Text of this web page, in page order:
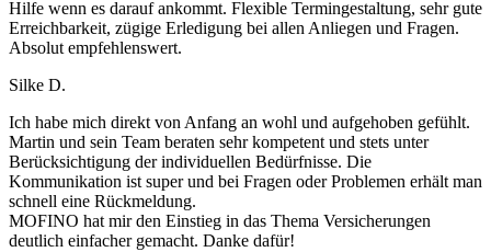
Hilfe wenn es darauf ankommt. Flexible Termingestaltung, sehr gute
Erreichbarkeit, zügige Erledigung bei allen Anliegen und Fragen.
Absolut empfehlenswert.
Silke D.
Ich habe mich direkt von Anfang an wohl und aufgehoben gefühlt.
Martin und sein Team beraten sehr kompetent und stets unter
Berücksichtigung der individuellen Bedürfnisse. Die
Kommunikation ist super und bei Fragen oder Problemen erhält man
schnell eine Rückmeldung.
MOFINO hat mir den Einstieg in das Thema Versicherungen
deutlich einfacher gemacht. Danke dafür!